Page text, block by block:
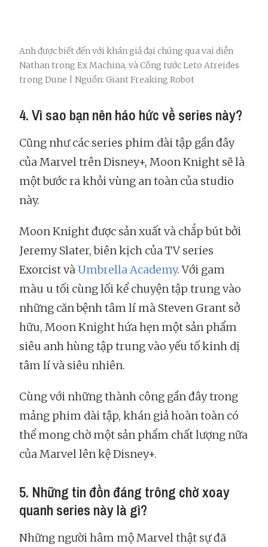
Anh được biết đến với khán giả đại chúng qua vai diễn
Nathan trong Ex Machina, và Công tước Leto Atreides
trong Dune | Nguồn: Giant Freaking Robot
4. Vì sao bạn nên háo hức về series này?
Cũng như các series phim dài tập gần đây
của Marvel trên Disney+, Moon Knight sẽ là
một bước ra khỏi vùng an toàn của studio
này.
Moon Knight được sản xuất và chắp bút bởi
Jeremy Slater, biên kịch của TV series
Exorcist vàUmbrella Academy. Với gam
màu u tối cùng lối kể chuyện tập trung vào
những căn bệnh tâm lí mà Steven Grant sở
hữu, Moon Knight hứa hẹn một sản phẩm
siêu anh hùng tập trung vào yếu tố kinh dị
tâm lí và siêu nhiên.
Cùng với những thành công gần đây trong
mảng phim dài tập, khán giả hoàn toàn có
thể mong chờ một sản phẩm chất lượng nữa
của Marvel lên kệ Disney+.
5. Những tin đồn đáng trông chờ xoay
quanh series này là gì?
Những người hâm mộ Marvel thật sự đã